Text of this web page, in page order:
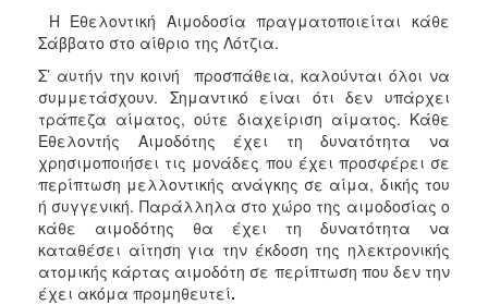
Η Εθελοντική Αιμοδοσία πραγματοποιείται κάθε
Σάββατο στο αίθριο της Λότζια.
Σ’ αυτήν την κοινή προσπάθεια, καλούνται όλοι να
συμμετάσχουν. Σημαντικό είναι ότι δεν υπάρχει
τράπεζα αίματος, ούτε διαχείριση αίματος. Κάθε
Εθελοντής Αιμοδότης έχει τη δυνατότητα να
χρησιμοποιήσει τις μονάδες που έχει προσφέρει σε
περίπτωση μελλοντικής ανάγκης σε αίμα, δικής του
ή συγγενική. Παράλληλα στο χώρο της αιμοδοσίας ο
κάθε αιμοδότης θα έχει τη δυνατότητα να
καταθέσει αίτηση για την έκδοση της ηλεκτρονικής
ατομικής κάρτας αιμοδότη σε περίπτωση που δεν την
έχει ακόμα προμηθευτεί.